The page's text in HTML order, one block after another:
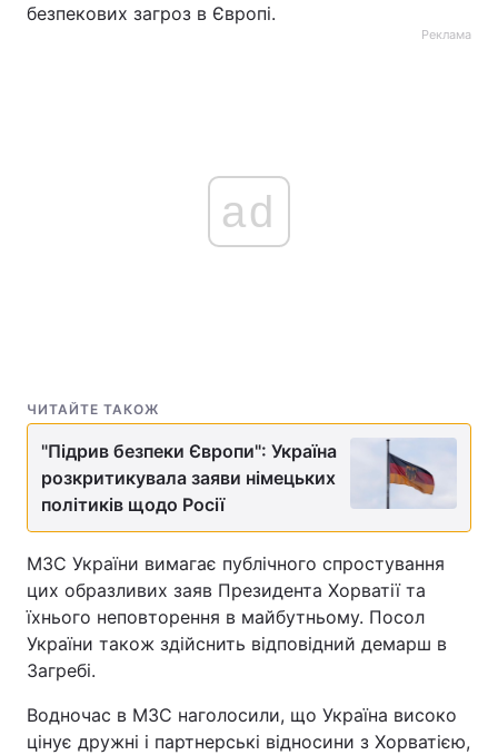
безпекових загроз в Європі.
Реклама
ad
ЧИТАЙТЕ ТАКОЖ
"Підрив безпеки Європи": Україна
розкритикувала заяви німецьких
політиків щодо Росії
МЗС України вимагає публічного спростування
цих образливих заяв Президента Хорватії та
їхнього неповторення в майбутньому. Посол
України також здійснить відповідний демарш в
Загребі.
Водночас в МЗС наголосили, що Україна високо
цінує дружні і партнерські відносини з Хорватією,